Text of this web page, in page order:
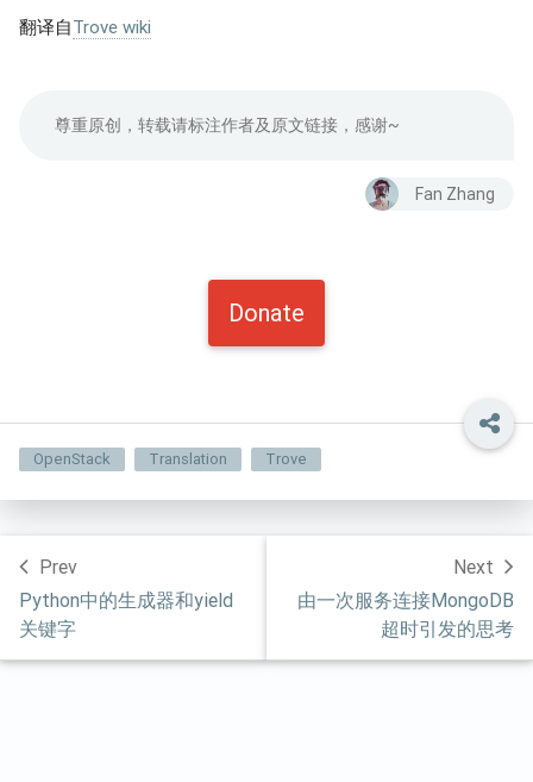
翻译自Trove wiki
尊重原创，转载请标注作者及原文链接，感谢~
Fan Zhang
Donate
OpenStack Translation Trove
Prev
Python中的生成器和yield
关键字
Next
由一次服务连接MongoDB
超时引发的思考